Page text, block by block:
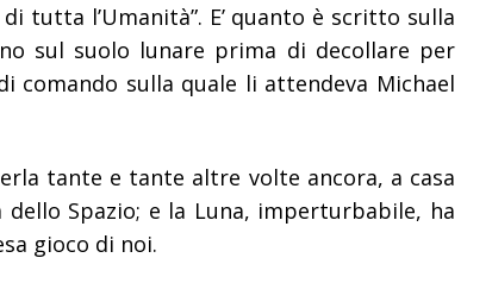
tutta l’Umanità”. E’ quanto è scritto sulla
sul suolo lunare prima di decollare per
comando sulla quale li attendeva Michael
tante e tante altre volte ancora, a casa
Spazio; e la Luna, imperturbabile, ha
gioco di noi.